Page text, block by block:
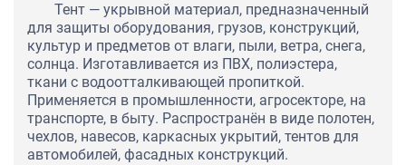
Тент — укрывной материал, предназначенный
для защиты оборудования, грузов, конструкций,
культур и предметов от влаги, пыли, ветра, снега,
солнца. Изготавливается из ПВХ, полиэстера,
ткани с водоотталкивающей пропиткой.
Применяется в промышленности, агросекторе, на
транспорте, в быту. Распространён в виде полотен,
чехлов, навесов, каркасных укрытий, тентов для
автомобилей, фасадных конструкций.